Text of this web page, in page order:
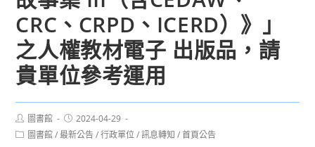
CRC、CRPD、ICERD）》」
之人權教材電子 出版品，請
貴單位參考運用
Post
author:
圖書館
Post
published:
2024-04-29
Post圖書館 / 最新公告 / 行政單位 / 訊息轉知 / 首頁公告